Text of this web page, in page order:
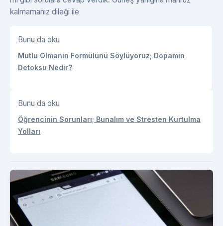
kalmamanız dileği ile
Bunu da oku
Mutlu Olmanın Formülünü Söylüyoruz; Dopamin
Detoksu Nedir?
Bunu da oku
Öğrencinin Sorunları; Bunalım ve Stresten Kurtulma
Yolları